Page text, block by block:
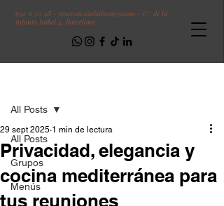
932 11 50 48 - reservas@labalsa1979.com - C/ de la
Infanta Isabel 4, Barcelona
All Posts
Grupos
Menús
All Posts
Privacidad, elegancia y
cocina mediterránea para
tus reuniones
29 sept 2025 1 min de lectura